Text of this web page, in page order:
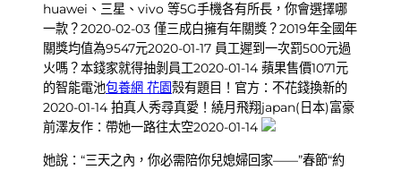
huawei、三星、vivo 等5G手機各有所長，你會選擇哪
一款？2020-02-03 僅三成白擁有年關獎？2019年全國年
關獎均值為9547元2020-01-17 員工遲到一次罰500元過
火嗎？本錢家就得抽剝員工2020-01-14 蘋果售價1071元
的智能電池包養網 花園殼有題目！官方：不花錢換新的
2020-01-14 拍真人秀尋真愛！繞月飛翔japan(日本)富豪
前澤友作：帶她一路往太空2020-01-14
她說：“三天之內，你必需陪你兒媳婦回家——”春節“約